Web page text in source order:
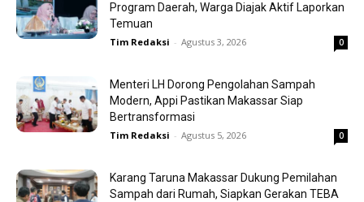
Program Daerah, Warga Diajak Aktif Laporkan
Temuan
Tim Redaksi - Agustus 3, 2026 0
Menteri LH Dorong Pengolahan Sampah
Modern, Appi Pastikan Makassar Siap
Bertransformasi
Tim Redaksi - Agustus 5, 2026 0
Karang Taruna Makassar Dukung Pemilahan
Sampah dari Rumah, Siapkan Gerakan TEBA